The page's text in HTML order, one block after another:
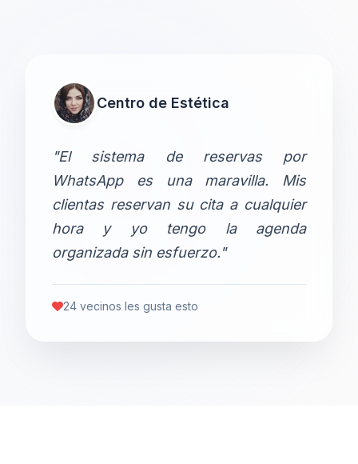
Centro de Estética
"El sistema de reservas por
WhatsApp es una maravilla. Mis
clientas reservan su cita a cualquier
hora y yo tengo la agenda
organizada sin esfuerzo."
24 vecinos les gusta esto